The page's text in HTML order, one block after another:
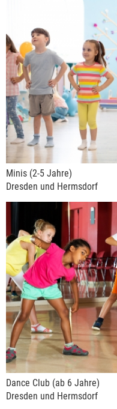
Minis (2-5 Jahre)
Dresden und Hermsdorf
Dance Club (ab 6 Jahre)
Dresden und Hermsdorf